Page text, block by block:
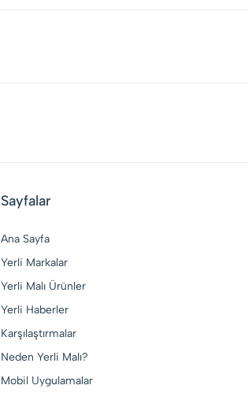
Sayfalar
Ana Sayfa
Yerli Markalar
Yerli Malı Ürünler
Yerli Haberler
Karşılaştırmalar
Neden Yerli Malı?
Mobil Uygulamalar